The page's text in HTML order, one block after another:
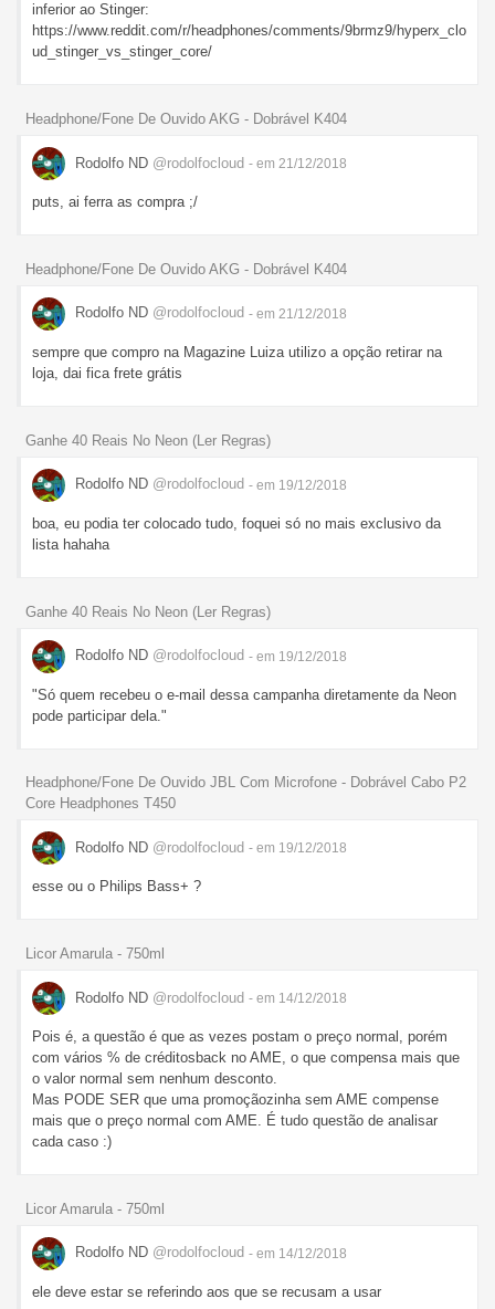
inferior ao Stinger:
https://www.reddit.com/r/headphones/comments/9brmz9/hyperx_clo
ud_stinger_vs_stinger_core/
Headphone/Fone De Ouvido AKG - Dobrável K404
Rodolfo ND @rodolfocloud - em 21/12/2018
puts, ai ferra as compra ;/
Headphone/Fone De Ouvido AKG - Dobrável K404
Rodolfo ND @rodolfocloud - em 21/12/2018
sempre que compro na Magazine Luiza utilizo a opção retirar na
loja, dai fica frete grátis
Ganhe 40 Reais No Neon (Ler Regras)
Rodolfo ND @rodolfocloud - em 19/12/2018
boa, eu podia ter colocado tudo, foquei só no mais exclusivo da
lista hahaha
Ganhe 40 Reais No Neon (Ler Regras)
Rodolfo ND @rodolfocloud - em 19/12/2018
"Só quem recebeu o e-mail dessa campanha diretamente da Neon
pode participar dela."
Headphone/Fone De Ouvido JBL Com Microfone - Dobrável Cabo P2
Core Headphones T450
Rodolfo ND @rodolfocloud - em 19/12/2018
esse ou o Philips Bass+ ?
Licor Amarula - 750ml
Rodolfo ND @rodolfocloud - em 14/12/2018
Pois é, a questão é que as vezes postam o preço normal, porém
com vários % de créditosback no AME, o que compensa mais que
o valor normal sem nenhum desconto.
Mas PODE SER que uma promoçãozinha sem AME compense
mais que o preço normal com AME. É tudo questão de analisar
cada caso :)
Licor Amarula - 750ml
Rodolfo ND @rodolfocloud - em 14/12/2018
ele deve estar se referindo aos que se recusam a usar